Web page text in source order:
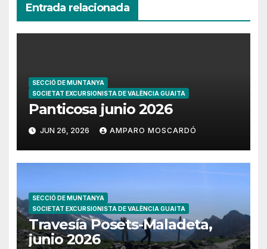
Entrada relacionada
SECCIÓ DE MUNTANYA
SOCIETAT EXCURSIONISTA DE VALÈNCIA GUAITA
Panticosa junio 2026
JUN 26, 2026 AMPARO MOSCARDÓ
SECCIÓ DE MUNTANYA
SOCIETAT EXCURSIONISTA DE VALÈNCIA GUAITA
Travesía Posets-Maladeta,
junio 2026